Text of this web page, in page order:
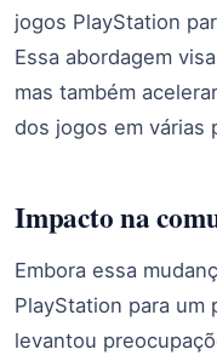
jogos PlayStation
Essa abordagem
mas também
dos jogos em várias
Impacto na
Embora essa
PlayStation para um
levantou